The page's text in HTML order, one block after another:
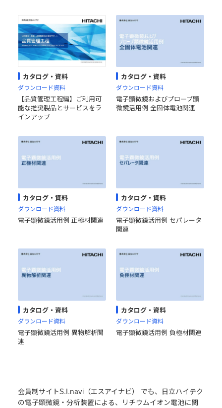
カタログ・資料
ダウンロード資料
【品質管理工程編】ご利用可
能な推奨製品とサービスをラ
インアップ
カタログ・資料
ダウンロード資料
電子顕微鏡およびプローブ顕
微鏡活用例 全固体電池関連
カタログ・資料
ダウンロード資料
電子顕微鏡活用例 正極材関連
カタログ・資料
ダウンロード資料
電子顕微鏡活用例 セパレータ
関連
カタログ・資料
ダウンロード資料
電子顕微鏡活用例 異物解析関
連
カタログ・資料
ダウンロード資料
電子顕微鏡活用例 負極材関連
会員制サイトS.I.navi（エスアイナビ） でも、日立ハイテク
の電子顕微鏡・分析装置による、
リチウムイオン電池に関